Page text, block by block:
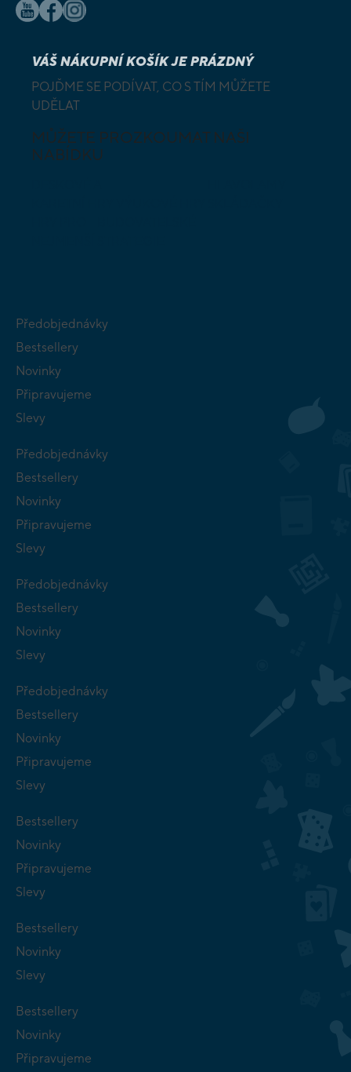
VÁŠ NÁKUPNÍ KOŠÍK JE PRÁZDNÝ
POJĎME SE PODÍVAT, CO S TÍM MŮŽETE
UDĚLAT
MŮŽETE PROZKOUMAT NAŠI
NABÍDKU
Předobjednávky
Bestsellery
Novinky
Připravujeme
Slevy
Předobjednávky
Bestsellery
Novinky
Připravujeme
Slevy
Předobjednávky
Bestsellery
Novinky
Slevy
Předobjednávky
Bestsellery
Novinky
Připravujeme
Slevy
Bestsellery
Novinky
Připravujeme
Slevy
Bestsellery
Novinky
Slevy
Bestsellery
Novinky
Připravujeme